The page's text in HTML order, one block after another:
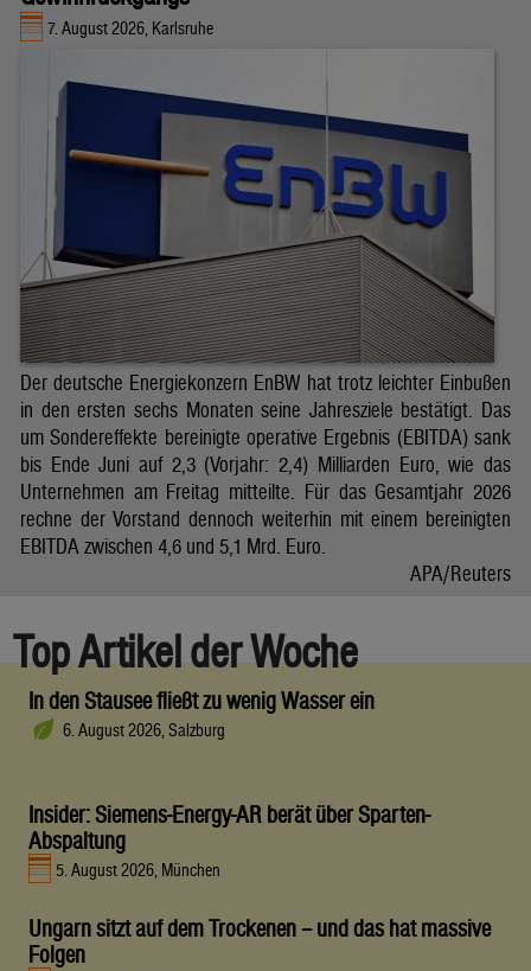
7. August 2026, Karlsruhe
Der deutsche Energiekonzern EnBW hat trotz leichter Einbußen
in den ersten sechs Monaten seine Jahresziele bestätigt. Das
um Sondereffekte bereinigte operative Ergebnis (EBITDA) sank
bis Ende Juni auf 2,3 (Vorjahr: 2,4) Milliarden Euro, wie das
Unternehmen am Freitag mitteilte. Für das Gesamtjahr 2026
rechne der Vorstand dennoch weiterhin mit einem bereinigten
EBITDA zwischen 4,6 und 5,1 Mrd. Euro.
APA/Reuters
Top Artikel der Woche
In den Stausee fließt zu wenig Wasser ein
6. August 2026, Salzburg
Insider: Siemens-Energy-AR berät über Sparten-
Abspaltung
5. August 2026, München
Ungarn sitzt auf dem Trockenen – und das hat massive
Folgen